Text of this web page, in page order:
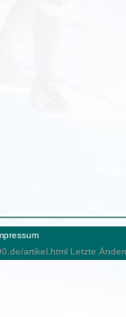
artikel.html Letzte